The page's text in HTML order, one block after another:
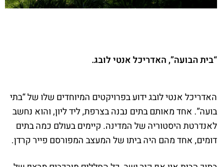
“בית הבועה”, האדריכל אנטי לובג.
האדריכל אנטי לובג ידוע בפרויקטים המיוחדים שלו של “בתי
בועה”. אחד מאותם בתים נבנה בצרפת, ליד ליון, והוא נחשב
לאנדרטת היסטוריה של המדינה. קיימים בעולם כמה בתים
דומים, אחד מהם היה ביתו של המעצב המפורסם פייר קרדן.